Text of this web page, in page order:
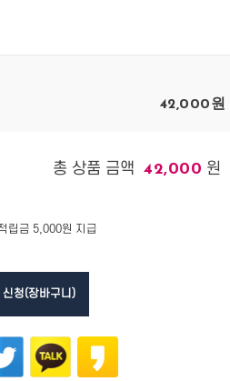
42,000원
총 상품 금액 42,000 원
립금 5,000원 지급
신청(장바구니)